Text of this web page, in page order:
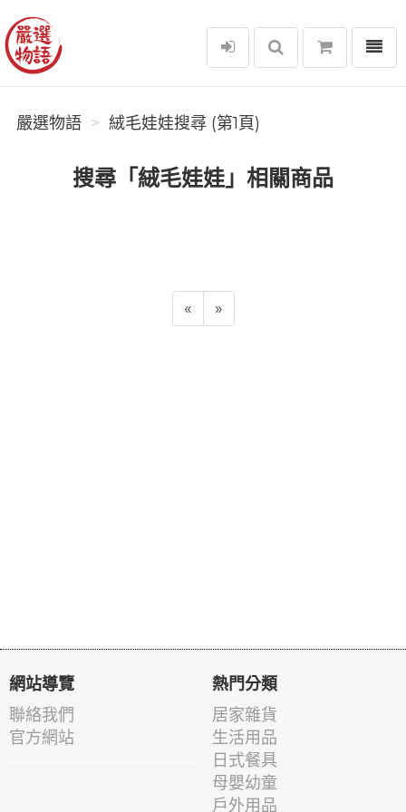
嚴選物語
選單
嚴選物語 絨毛娃娃搜尋 (第1頁)
搜尋「絨毛娃娃」相關商品
« »
網站導覽
聯絡我們
官方網站
熱門分類
居家雜貨
生活用品
日式餐具
母嬰幼童
戶外用品